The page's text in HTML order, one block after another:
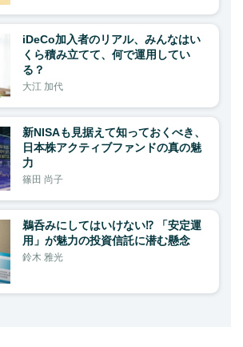
iDeCo加入者のリアル、みんなはい
くら積み立てて、何で運用してい
る？
大江 加代
新NISAも見据えて知っておくべき、
日本株アクティブファンドの真の魅
力
篠田 尚子
鵜呑みにしてはいけない⁉ 「安定運
用」が魅力の投資信託に潜む懸念
鈴木 雅光